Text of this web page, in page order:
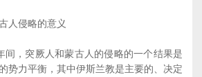
侵略的意义
，突厥人和蒙古人的侵略的一个结果是
势力平衡，其中伊斯兰教是主要的、决定